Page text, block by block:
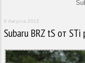
8 Августа 2013
Subaru BRZ tS от